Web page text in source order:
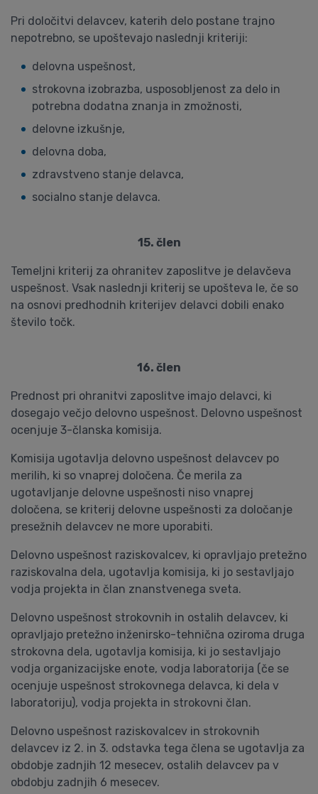
Pri določitvi delavcev, katerih delo postane trajno
nepotrebno, se upoštevajo naslednji kriteriji:
delovna uspešnost,
strokovna izobrazba, usposobljenost za delo in
potrebna dodatna znanja in zmožnosti,
delovne izkušnje,
delovna doba,
zdravstveno stanje delavca,
socialno stanje delavca.
15. člen
Temeljni kriterij za ohranitev zaposlitve je delavčeva
uspešnost. Vsak naslednji kriterij se upošteva le, če so
na osnovi predhodnih kriterijev delavci dobili enako
število točk.
16. člen
Prednost pri ohranitvi zaposlitve imajo delavci, ki
dosegajo večjo delovno uspešnost. Delovno uspešnost
ocenjuje 3-članska komisija.
Komisija ugotavlja delovno uspešnost delavcev po
merilih, ki so vnaprej določena. Če merila za
ugotavljanje delovne uspešnosti niso vnaprej
določena, se kriterij delovne uspešnosti za določanje
presežnih delavcev ne more uporabiti.
Delovno uspešnost raziskovalcev, ki opravljajo pretežno
raziskovalna dela, ugotavlja komisija, ki jo sestavljajo
vodja projekta in član znanstvenega sveta.
Delovno uspešnost strokovnih in ostalih delavcev, ki
opravljajo pretežno inženirsko-tehnična oziroma druga
strokovna dela, ugotavlja komisija, ki jo sestavljajo
vodja organizacijske enote, vodja laboratorija (če se
ocenjuje uspešnost strokovnega delavca, ki dela v
laboratoriju), vodja projekta in strokovni član.
Delovno uspešnost raziskovalcev in strokovnih
delavcev iz 2. in 3. odstavka tega člena se ugotavlja za
obdobje zadnjih 12 mesecev, ostalih delavcev pa v
obdobju zadnjih 6 mesecev.